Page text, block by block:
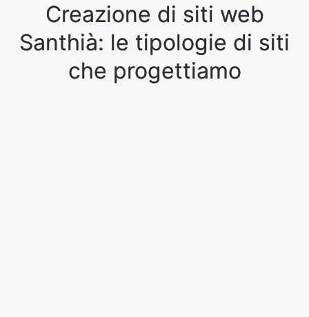
Creazione di siti web
Santhià: le tipologie di siti
che progettiamo